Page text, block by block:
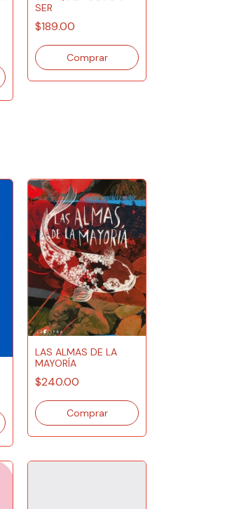
SER
$189.00
LAS ALMAS DE LA
MAYORÍA
$240.00